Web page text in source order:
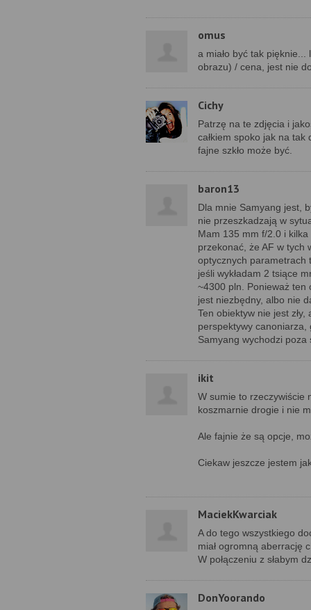
omus
a miało być tak
obrazu) / cena, jest nie
Cichy
Patrzę na te zdjęcia i
całkiem spoko jak na
fajne szkło może być.
baron13
Dla mnie Samyang jest,
nie przeszkadzają w
Mam 135 mm f/2.0 i kilka
przekonać, że AF w tych
optycznych parametrach
jeśli wykładam 2 tsiące
~4300 pln. Ponieważ ten
jest niezbędny, albo nie
Ten obiektyw nie jest
perspektywy canoniarza,
Samyang wychodzi
ikit
W sumie to rzeczywiście
koszmarnie drogie i nie
Ale fajnie że są opcje,
Ciekaw jeszcze jestem
MaciekKwarciak
A do tego wszystkiego
miał ogromną aberrację
W połączeniu z słabym
DonYoorando